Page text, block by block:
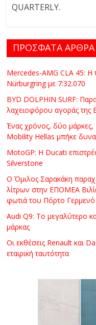
QUARTERLY.
ΠΡΟΣΦΑΤΑ ΑΡΘΡΑ
Mercedes-AMG CLA 45: Η
Nürburgring με 7:32.070
BYD DOLPHIN SURF:
λαχειοφόρου αγοράς της
Ένας χρόνος, δύο μάρκες,
Mobility Hellas μπήκε
MotoGP: Η Ducati
Silverstone
Ο Όμιλος Σαρακάκη
λίτρων στην ΕΠΟΜΕΑ
φωτιά του Πόρτο Γερμενό
Audi Q9: Το μεγαλύτερο
μάρκας
Οι εκθέσεις Renault και
εταιρική ταυτότητα